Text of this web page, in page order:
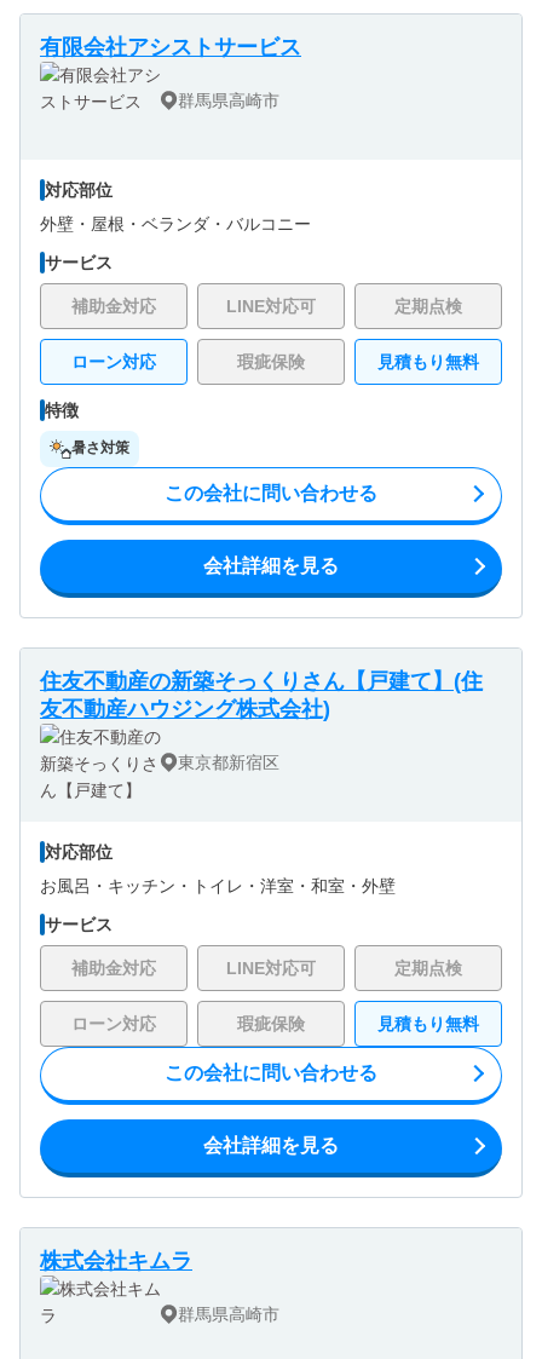
有限会社アシストサービス
群馬県高崎市
対応部位
外壁・ 屋根・ ベランダ・バルコニー
サービス
補助金対応 LINE対応可 定期点検
ローン対応 瑕疵保険 見積もり無料
特徴
暑さ対策
この会社に問い合わせる
会社詳細を見る
住友不動産の新築そっくりさん【戸建て】(住
友不動産ハウジング株式会社)
東京都新宿区
対応部位
お風呂・ キッチン・ トイレ・ 洋室・ 和室・ 外壁
サービス
補助金対応 LINE対応可 定期点検
ローン対応 瑕疵保険 見積もり無料
この会社に問い合わせる
会社詳細を見る
株式会社キムラ
群馬県高崎市